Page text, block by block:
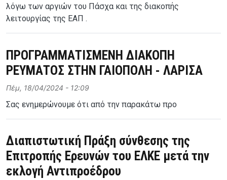
λόγω των αργιών του Πάσχα και της διακοπής
λειτουργίας της ΕΑΠ .
ΠΡΟΓΡΑΜΜΑΤΙΣΜΕΝΗ ΔΙΑΚΟΠΗ
ΡΕΥΜΑΤΟΣ ΣΤΗΝ ΓΑΙΟΠΟΛΗ - ΛΑΡΙΣΑ
Πέμ, 18/04/2024 - 12:09
Σας ενημερώνουμε ότι από την παρακάτω προ
Διαπιστωτική Πράξη σύνθεσης της
Επιτροπής Ερευνών του ΕΛΚΕ μετά την
εκλογή Αντιπροέδρου